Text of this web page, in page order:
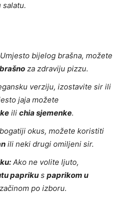
salatu.
Umjesto bijelog brašna, možete
za zdraviju pizzu.
verziju, izostavite sir ili
jaja možete
ili chia sjemenke.
okus, možete koristiti
ili neki drugi omiljeni sir.
Ako ne volite ljuto,
papriku s paprikom u
po izboru.